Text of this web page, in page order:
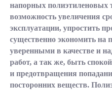
напорных полиэтиленовых
возможность увеличения
эксплуатации, упростить
существенно экономить на
уверенными в качестве и
работ, а так же, быть
и предотвращения
посторонних веществ.